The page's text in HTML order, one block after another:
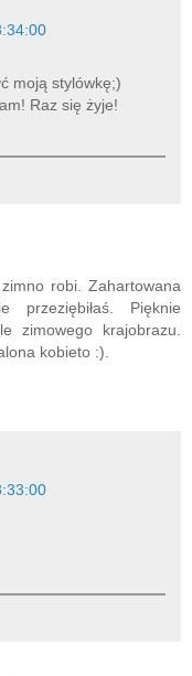
moją stylówkę;)
Raz się żyje!
robi. Zahartowana
Pięknie
zimowego krajobrazu.
kobieto :).